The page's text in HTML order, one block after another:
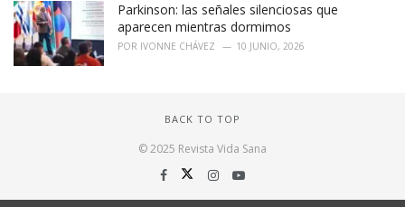
Parkinson: las señales silenciosas que
aparecen mientras dormimos
POR IVONNE CHÁVEZ 10 JUNIO, 2026
BACK TO TOP
© 2025 Revista Vida Sana